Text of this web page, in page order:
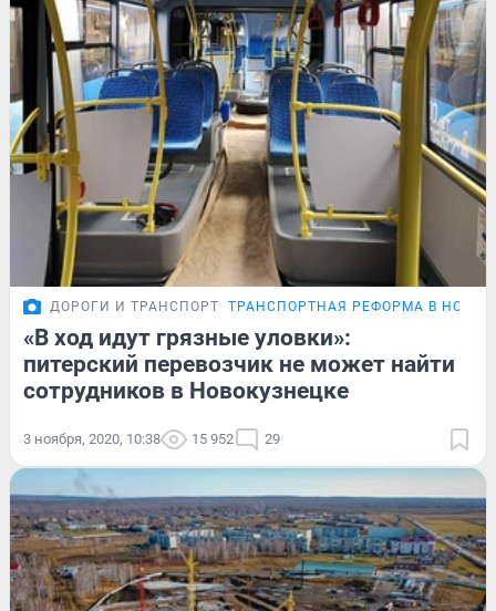
ДОРОГИ И ТРАНСПОРТ ТРАНСПОРТНАЯ РЕФОРМА В
«В ход идут грязные уловки»:
питерский перевозчик не может найти
сотрудников в Новокузнецке
3 ноября, 2020, 10:38 15 952 29